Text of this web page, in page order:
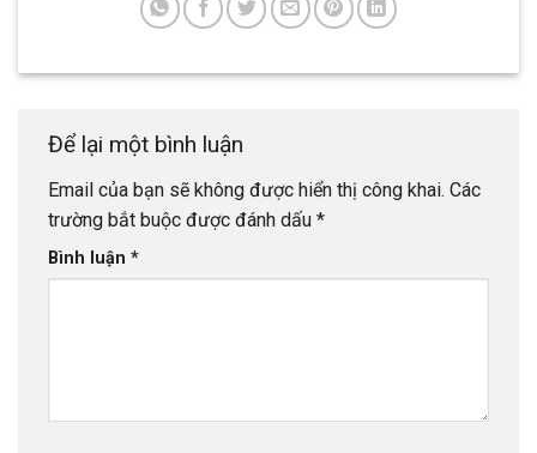
Để lại một bình luận
Email của bạn sẽ không được hiển thị công khai. Các
trường bắt buộc được đánh dấu *
Bình luận *